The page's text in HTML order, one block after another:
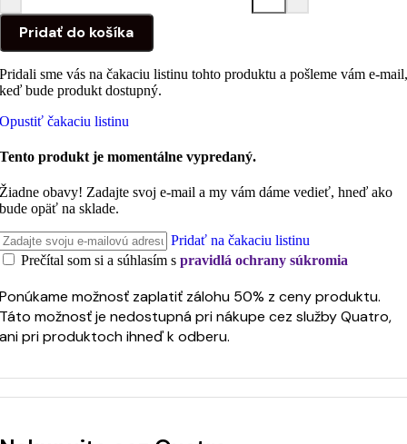
Pridať do košíka
Pridali sme vás na čakaciu listinu tohto produktu a pošleme vám e-mail,
keď bude produkt dostupný.
Opustiť čakaciu listinu
Tento produkt je momentálne vypredaný.
Žiadne obavy! Zadajte svoj e-mail a my vám dáme vedieť, hneď ako
bude opäť na sklade.
Pridať na čakaciu listinu
Prečítal som si a súhlasím s pravidlá ochrany súkromia
Ponúkame možnosť zaplatiť zálohu 50% z ceny produktu.
Táto možnosť je nedostupná pri nákupe cez služby Quatro,
ani pri produktoch ihneď k odberu.